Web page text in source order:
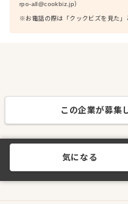
rpo-all@cookbiz.jp）
※お電話の際は「クックビズを見た」
この企業が募集
気になる